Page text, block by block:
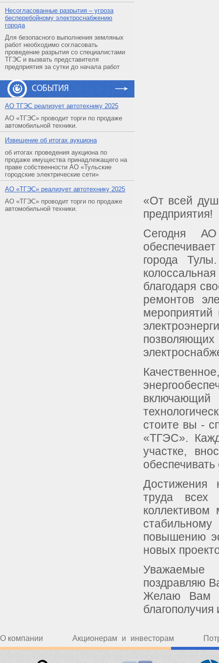
Несогласованные разрытия – угроза
бесперебойному электроснабжению
города
Для безопасного выполнения земляных
работ необходимо согласовать
проведение разрытия со специалистами
ТГЭС и вызвать представителя
предприятия за сутки до начала работ
СОБЫТИЯ
АO ТГЭС реализует автотехнику 2025
АО «ТГЭС» проводит торги по продаже
автомобильной техники.
Извещение об итогах аукциона
об итогах проведения аукциона по
продаже имущества принадлежащего на
праве собственности АО «Тульские
городские электрические сети»
АO «ТГЭС» реализует автотехнику 2025
АО «ТГЭС» проводит торги по продаже
автомобильной техники.
«От всей
предприятия!
Сегодня АО
города
благодаря
ремонтов
включающий
стоите вы -
«ТГЭС».
участке,
Достижения
труда всех
повышению
новых
Уважаемые
поздравляю
Желаю Вам и
благополучия
О компании Акционерам и инвесторам